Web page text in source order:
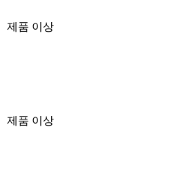
제품 이상
제품 이상